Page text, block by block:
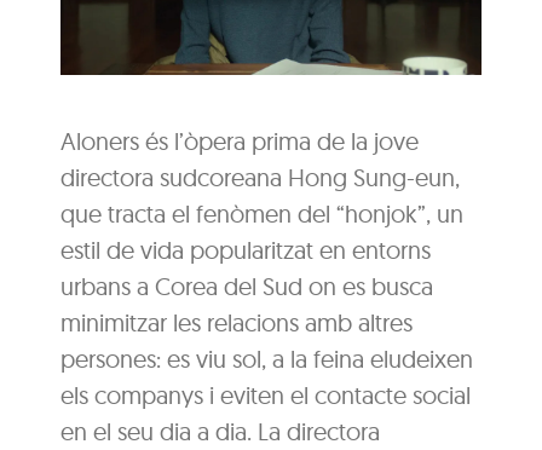
Aloners és l’òpera prima de la jove
directora sudcoreana Hong Sung-eun,
que tracta el fenòmen del “honjok”, un
estil de vida popularitzat en entorns
urbans a Corea del Sud on es busca
minimitzar les relacions amb altres
persones: es viu sol, a la feina eludeixen
els companys i eviten el contacte social
en el seu dia a dia. La directora